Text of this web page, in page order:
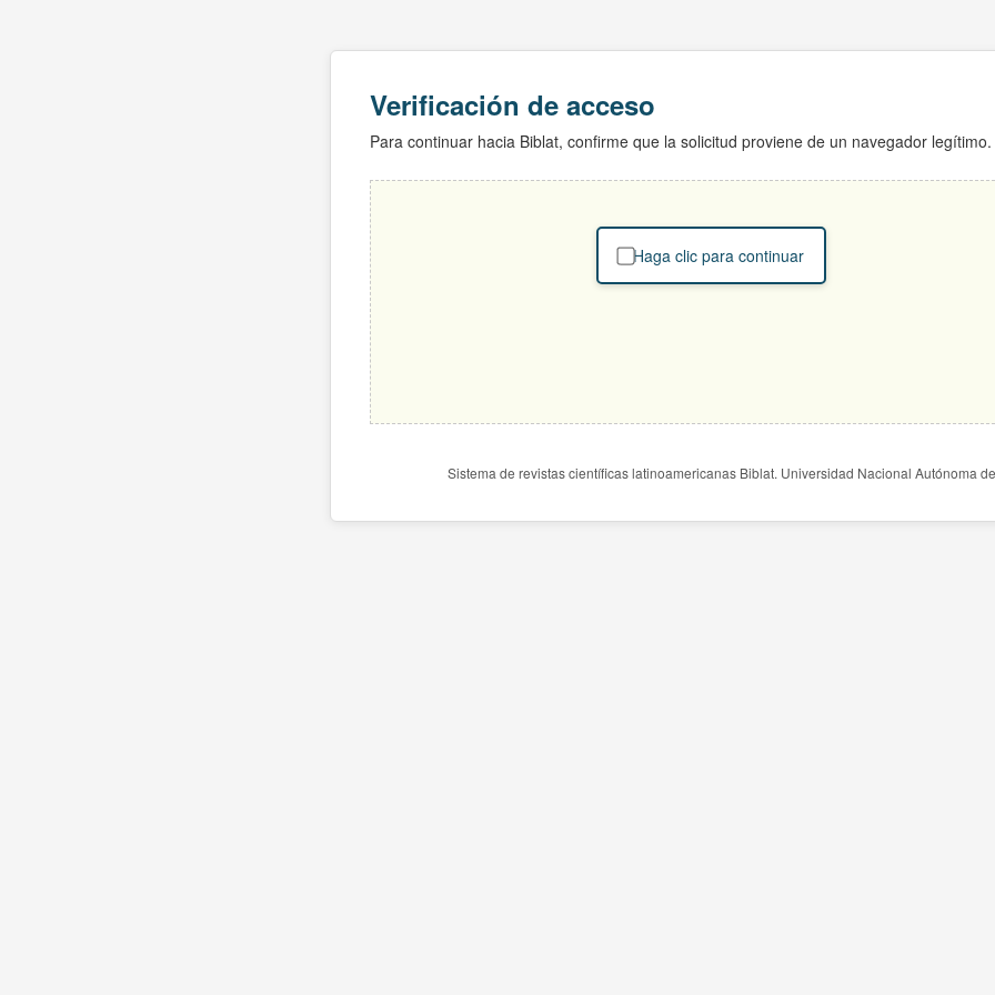
Verificación de acceso
Para continuar hacia Biblat, confirme que la solicitud proviene de un navegador legítimo.
Haga clic para continuar
Sistema de revistas científicas latinoamericanas Biblat. Universidad Nacional Autónoma